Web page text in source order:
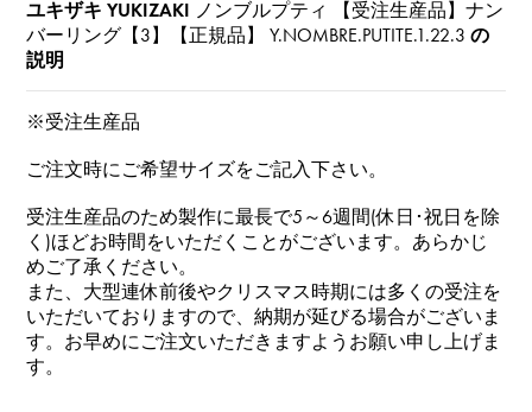
ユキザキ YUKIZAKI ノンブルプティ 【受注生産品】ナン
バーリング【3】【正規品】
Y.NOMBRE.PUTITE.1.22.3 の
説明
※受注生産品
ご注文時にご希望サイズをご記入下さい。
受注生産品のため製作に最長で5～6週間(休日･祝日を除
く)ほどお時間をいただくことがございます。あらかじ
めご了承ください。
また、大型連休前後やクリスマス時期には多くの受注を
いただいておりますので、納期が延びる場合がございま
す。お早めにご注文いただきますようお願い申し上げま
す。